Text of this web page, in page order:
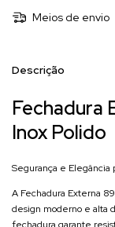
Meios de envio
Descrição
Fechadura
Inox Polido
Segurança e Elegância
A Fechadura Externa
design moderno e alta
fechadura garante